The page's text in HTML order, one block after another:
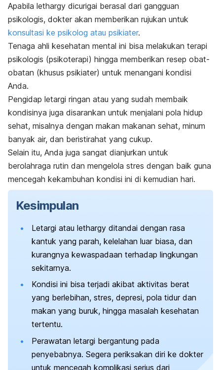
Apabila lethargy dicurigai berasal dari gangguan
psikologis, dokter akan memberikan rujukan untuk
konsultasi ke psikolog atau psikiater.
Tenaga ahli kesehatan mental ini bisa melakukan terapi
psikologis (psikoterapi) hingga memberikan resep obat-
obatan (khusus psikiater) untuk menangani kondisi
Anda.
Pengidap letargi ringan atau yang sudah membaik
kondisinya juga disarankan untuk menjalani pola hidup
sehat, misalnya dengan makan makanan sehat, minum
banyak air, dan beristirahat yang cukup.
Selain itu, Anda juga sangat dianjurkan untuk
berolahraga rutin dan mengelola stres dengan baik guna
mencegah kekambuhan kondisi ini di kemudian hari.
Kesimpulan
Letargi atau lethargy ditandai dengan rasa
kantuk yang parah, kelelahan luar biasa, dan
kurangnya kewaspadaan terhadap lingkungan
sekitarnya.
Kondisi ini bisa terjadi akibat aktivitas berat
yang berlebihan, stres, depresi, pola tidur dan
makan yang buruk, hingga masalah kesehatan
tertentu.
Perawatan letargi bergantung pada
penyebabnya. Segera periksakan diri ke dokter
untuk mencegah komplikasi serius dari